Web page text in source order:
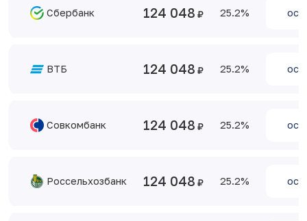
Сбербанк 124 048 25.2
ВТБ 124 048 25.2
Совкомбанк 124 048 25.2
Россельхозбанк 124 048 25.2